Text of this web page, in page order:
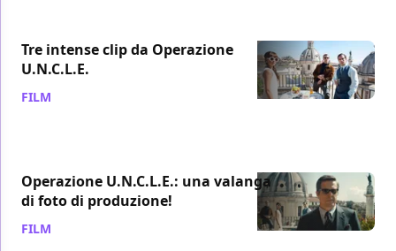
Tre intense clip da Operazione
U.N.C.L.E.
FILM
Operazione U.N.C.L.E.: una valanga
di foto di produzione!
FILM